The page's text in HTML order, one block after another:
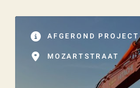
AFGEROND PROJECT
MOZARTSTRAAT